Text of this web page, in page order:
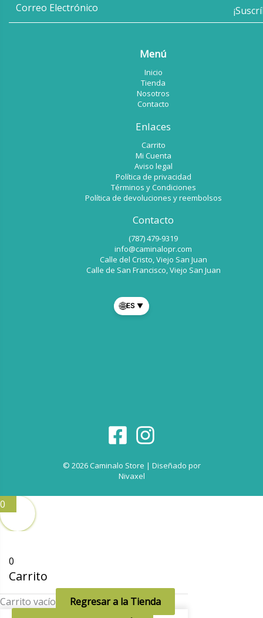
Menú
Inicio
Tienda
Nosotros
Contacto
Enlaces
Carrito
Mi Cuenta
Aviso legal
Política de privacidad
Términos y Condiciones
Política de devoluciones y reembolsos
Contacto
(787) 479-9319
info@caminalopr.com
Calle del Cristo, Viejo San Juan
Calle de San Francisco, Viejo San Juan
🌐ES ▼
© 2026 Caminalo Store | Diseñado por
Nivaxel
0
0
Carrito
Carrito vacío Regresar a la Tienda